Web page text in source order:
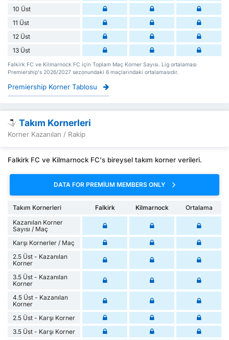
10 Üst
11 Üst
12 Üst
13 Üst
Falkirk FC ve Kilmarnock FC için Toplam Maç Korner Sayısı. Lig ortalaması
Premiership's 2026/2027 sezonundaki 6 maçlarındaki ortalamasıdır.
Premiership Korner Tablosu
Takım Kornerleri
Korner Kazanılan / Rakip
Falkirk FC ve Kilmarnock FC's bireysel takım korner verileri.
DATA FOR PREMIUM MEMBERS ONLY
Takım Kornerleri Falkirk Kilmarnock
Ortalama
Kazanılan Korner
Sayısı / Maç
Karşı Kornerler / Maç
2.5 Üst - Kazanılan
Korner
3.5 Üst - Kazanılan
Korner
4.5 Üst - Kazanılan
Korner
2.5 Üst - Karşı Korner
3.5 Üst - Karşı Korner